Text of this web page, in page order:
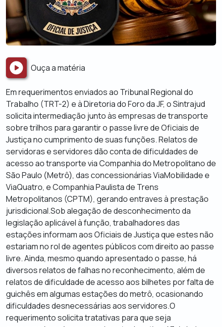
Ouça a matéria
Em requerimentos enviados ao Tribunal Regional do
Trabalho (TRT-2) e à Diretoria do Foro da JF, o Sintrajud
solicita intermediação junto às empresas de transporte
sobre trilhos para garantir o passe livre de Oficiais de
Justiça no cumprimento de suas funções. Relatos de
servidoras e servidores dão conta de dificuldades de
acesso ao transporte via Companhia do Metropolitano de
São Paulo (Metrô), das concessionárias ViaMobilidade e
ViaQuatro, e Companhia Paulista de Trens
Metropolitanos (CPTM), gerando entraves à prestação
jurisdicional.Sob alegação de desconhecimento da
legislação aplicável à função, trabalhadores das
estações informam aos Oficiais de Justiça que estes não
estariam no rol de agentes públicos com direito ao passe
livre. Ainda, mesmo quando apresentado o passe, há
diversos relatos de falhas no reconhecimento, além de
relatos de dificuldade de acesso aos bilhetes por falta de
guichês em algumas estações do metrô, ocasionando
dificuldades desnecessárias aos servidores.O
requerimento solicita tratativas para que seja